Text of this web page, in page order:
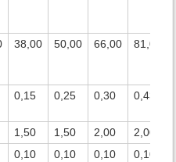
38,00 50,00 66,00 81,00
0,15 0,25 0,30 0,43
1,50 1,50 2,00 2,00
0,10 0,10 0,10 0,10